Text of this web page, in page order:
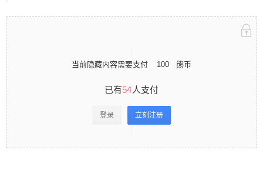
当前隐藏内容需要支付 100 熊币
已有54人支付
登录 立刻注册
扫描二维码继续阅读